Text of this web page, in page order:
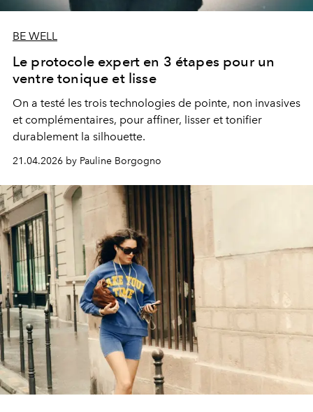
BE WELL
Le protocole expert en 3 étapes pour un
ventre tonique et lisse
On a testé les trois technologies de pointe, non invasives
et complémentaires, pour affiner, lisser et tonifier
durablement la silhouette.
21.04.2026 by Pauline Borgogno